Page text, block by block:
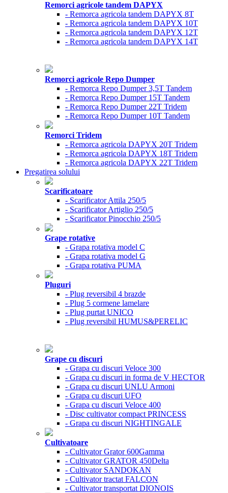
Remorci agricole tandem DAPYX
- Remorca agricola tandem DAPYX 8T
- Remorca agricola tandem DAPYX 10T
- Remorca agricola tandem DAPYX 12T
- Remorca agricola tandem DAPYX 14T
Remorci agricole Repo Dumper
- Remorca Repo Dumper 3,5T Tandem
- Remorca Repo Dumper 15T Tandem
- Remorca Repo Dumper 22T Tridem
- Remorca Repo Dumper 10T Tandem
Remorci Tridem
- Remorca agricola DAPYX 20T Tridem
- Remorca agricola DAPYX 18T Tridem
- Remorca agricola DAPYX 22T Tridem
Pregatirea solului
Scarificatoare
- Scarificator Attila 250/5
- Scarificator Artiglio 250/5
- Scarificator Pinocchio 250/5
Grape rotative
- Grapa rotativa model C
- Grapa rotativa model G
- Grapa rotativa PUMA
Pluguri
- Plug reversibil 4 brazde
- Plug 5 cormene lamelare
- Plug purtat UNICO
- Plug reversibil HUMUS&PERELIC
Grape cu discuri
- Grapa cu discuri Veloce 300
- Grapa cu discuri in forma de V HECTOR
- Grapa cu discuri UNLU Armoni
- Grapa cu discuri UFO
- Grapa cu discuri Veloce 400
- Disc cultivator compact PRINCESS
- Grapa cu discuri NIGHTINGALE
Cultivatoare
- Cultivator Grator 600Gamma
- Cultivator GRATOR 450Delta
- Cultivator SANDOKAN
- Cultivator tractat FALCON
- Cultivator transportat DIONOIS